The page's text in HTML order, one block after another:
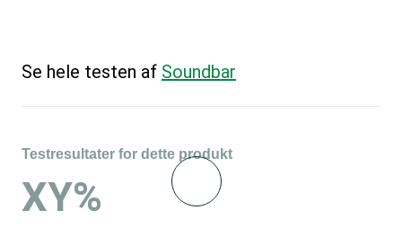
Se hele testen af Soundbar
Testresultater for dette produkt
XY%